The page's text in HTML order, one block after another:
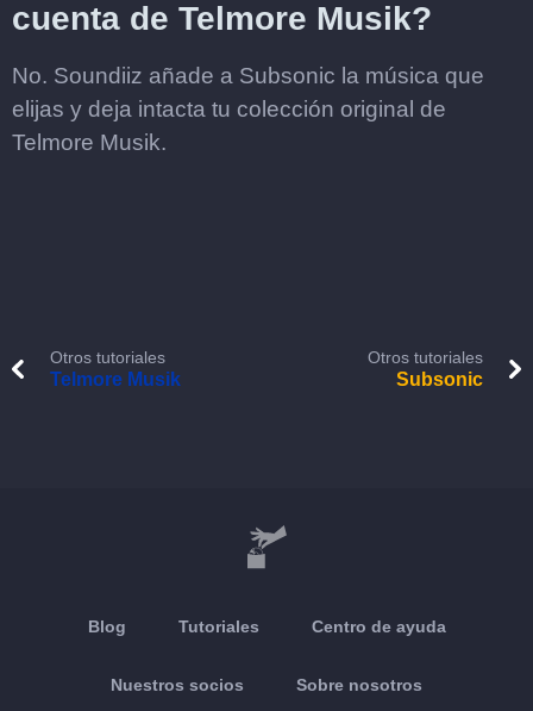
cuenta de Telmore Musik?
No. Soundiiz añade a Subsonic la música que
elijas y deja intacta tu colección original de
Telmore Musik.
Otros tutoriales
Telmore Musik
Otros tutoriales
Subsonic
Blog Tutoriales Centro de ayuda
Nuestros socios Sobre nosotros